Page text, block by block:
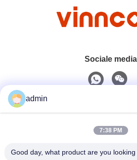
Sociale media
0086-551-65396351
admin
7:38 PM
Good day, what product are you